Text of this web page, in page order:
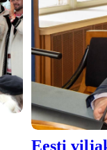
Eesti